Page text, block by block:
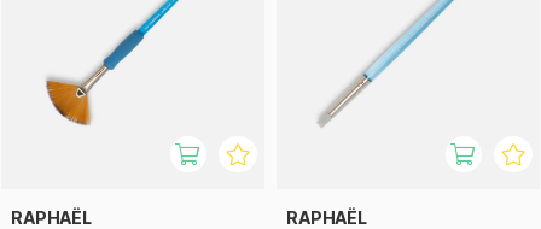
RAPHAËL RAPHAËL